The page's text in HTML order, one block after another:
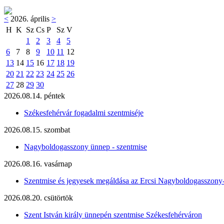
< 2026. április >
H K Sz Cs P Sz V
1
2 3 4
5
6
7 8 9 10 11 12
13 14 15 16 17 18 19
20 21 22 23 24 25 26
27 28 29 30
2026.08.14. péntek
Székesfehérvár fogadalmi szentmiséje
2026.08.15. szombat
Nagyboldogasszony ünnep - szentmise
2026.08.16. vasárnap
Szentmise és jegyesek megáldása az Ercsi
2026.08.20. csütörtök
Szent István király ünnepén szentmise Székesfehérváron